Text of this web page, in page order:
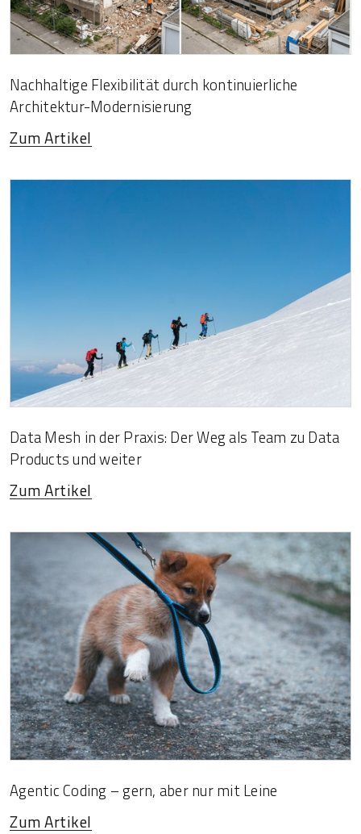
Nachhaltige Flexibilität durch kontinuierliche
Architektur-Modernisierung
Zum Artikel
Data Mesh in der Praxis: Der Weg als Team zu Data
Products und weiter
Zum Artikel
Agentic Coding – gern, aber nur mit Leine
Zum Artikel